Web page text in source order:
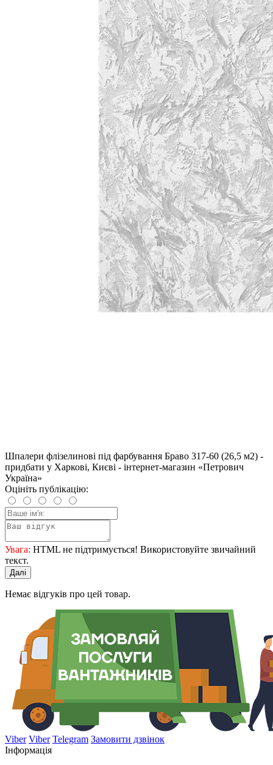
Шпалери флізелинові під фарбування Браво 317-60 (26,5 м2) -
придбати у Харкові, Києві - інтернет-магазин «Петрович
Україна»
Оцініть публікацію:
Увага: HTML не підтримується! Використовуйте звичайний
текст.
Далі
Немає відгуків про цей товар.
Viber Viber Telegram Замовити дзвінок
Інформація